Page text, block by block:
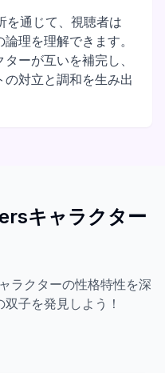
通じて、視聴者は
理を理解できます。
ーが互いを補完し、
対立と調和を生み出
キャラクター
ラクターの性格特性を深
子を発見しよう！